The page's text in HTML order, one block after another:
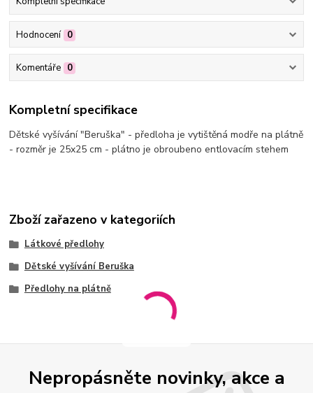
Hodnocení 0
Komentáře 0
Kompletní specifikace
Dětské vyšívání "Beruška" - předloha je vytištěná modře na plátně
- rozměr je 25x25 cm - plátno je obroubeno entlovacím stehem
Zboží zařazeno v kategoriích
Látkové předlohy
Dětské vyšívání Beruška
Předlohy na plátně
Nepropásněte novinky, akce a